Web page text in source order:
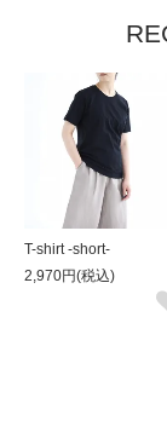
T-shirt -short-
2,970円(税込)